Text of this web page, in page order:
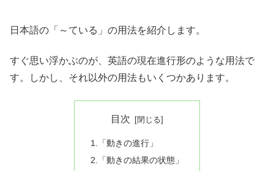
日本語の「～ている」の用法を紹介します。
すぐ思い浮かぶのが、英語の現在進行形のような用法で
す。しかし、それ以外の用法もいくつかあります。
目次
1.「動きの進行」
2.「動きの結果の状態」